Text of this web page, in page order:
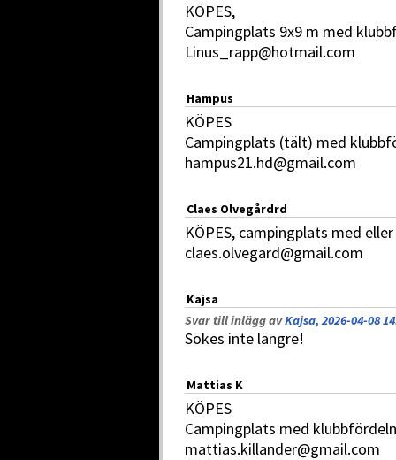
KÖPES,
Campingplats 9x9 m med
Linus_rapp@hotmail.com
Hampus
KÖPES
Campingplats (tält) med
hampus21.hd@gmail.com
Claes Olvegårdrd
KÖPES, campingplats med
claes.olvegard@gmail.com
Kajsa
Svar till inlägg avKajsa, 2026-04-08
Sökes inte längre!
Mattias K
KÖPES
Campingplats med
mattias.killander@gmail.com